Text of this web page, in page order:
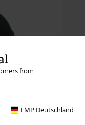
from
EMP Deutschland